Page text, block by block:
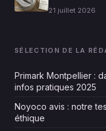
21 juillet 2026
SÉLECTION DE LA
Primark Montpellier :
infos pratiques 2025
Noyoco avis : notre
éthique